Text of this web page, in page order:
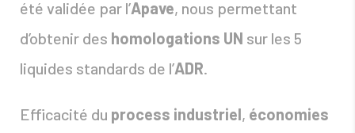
été validée par l’Apave, nous permettant
d’obtenir des homologations UN sur les 5
liquides standards de l’ADR
Efficacité du process industriel, économies